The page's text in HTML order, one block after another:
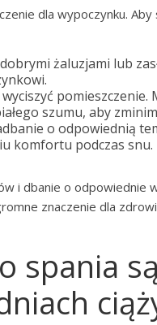
dla wypoczynku.
żaluzjami lub
pomieszczenie.
szumu, aby
o odpowiednią
komfortu podczas snu.
i dbanie o odpowiednie
znaczenie dla
spania